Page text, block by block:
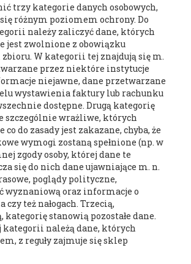
trzy kategorie danych osobowych,
różnym poziomem ochrony. Do
należy zaliczyć dane, których
jest zwolnione z obowiązku
W kategorii tej znajdują się m.
przez niektóre instytucje
niejawne, dane przetwarzane
wystawienia faktury lub rachunku
dostępne. Drugą kategorię
szczególnie wrażliwe, których
do zasady jest zakazane, chyba, że
wymogi zostaną spełnione (np. w
zgody osoby, której dane te
się do nich dane ujawniające m. n.
poglądy polityczne,
wyznaniową oraz informacje o
też nałogach. Trzecią,
stanowią pozostałe dane.
kategorii należą dane, których
z reguły zajmuje się sklep